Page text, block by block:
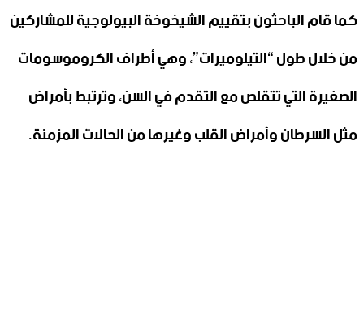
كما قام الباحثون بتقييم الشيخوخة البيولوجية للمشاركين
من خلال طول “التيلوميرات”، وهي أطراف الكروموسومات
الصغيرة التي تتقلص مع التقدم في السن، وترتبط بأمراض
مثل السرطان وأمراض القلب وغيرها من الحالات المزمنة.